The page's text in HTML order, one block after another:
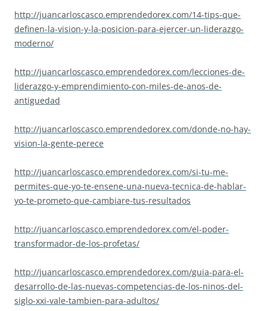
http://juancarloscasco.emprendedorex.com/14-tips-que-
definen-la-vision-y-la-posicion-para-ejercer-un-liderazgo-
moderno/
http://juancarloscasco.emprendedorex.com/lecciones-de-
liderazgo-y-emprendimiento-con-miles-de-anos-de-
antiguedad
http://juancarloscasco.emprendedorex.com/donde-no-hay-
vision-la-gente-perece
http://juancarloscasco.emprendedorex.com/si-tu-me-
permites-que-yo-te-ensene-una-nueva-tecnica-de-hablar-
yo-te-prometo-que-cambiare-tus-resultados
http://juancarloscasco.emprendedorex.com/el-poder-
transformador-de-los-profetas/
http://juancarloscasco.emprendedorex.com/guia-para-el-
desarrollo-de-las-nuevas-competencias-de-los-ninos-del-
siglo-xxi-vale-tambien-para-adultos/